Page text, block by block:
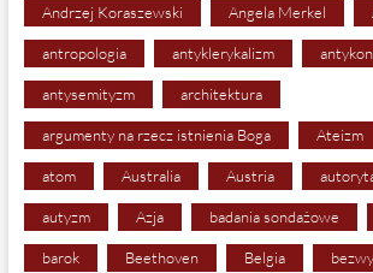
Andrzej Koraszewski Angela Merkel
antropologia antyklerykalizm
antysemityzm architektura
argumenty na rzecz istnienia Boga Ateizm
atom Australia Austria
autyzm Azja badania sondażowe
barok Beethoven Belgia